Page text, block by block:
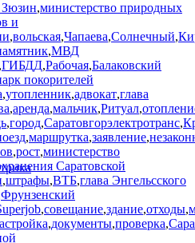
,министерство природных
и
,вольская,Чапаева,Солнечный,
,МВД
,ГИБДД,Рабочая,Балаковский
покорителей
,утопленник,адвокат,глава
,аренда,мальчик,Ритуал,
,город,Саратовгорэлектротранс,
,маршрутка,заявление,
,рост,министерство
Саратовской
,штрафы,ВТБ,глава Энгельсского
Фрунзенский
,совещание,здание,отходы,
,документы,проверка,